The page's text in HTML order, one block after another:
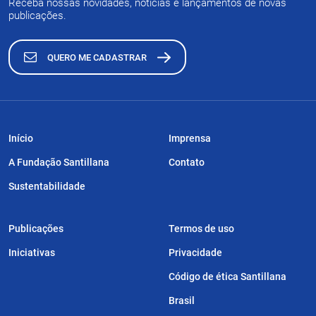
Receba nossas novidades, notícias e lançamentos de novas
publicações.
QUERO ME CADASTRAR
Início
A Fundação Santillana
Sustentabilidade
Publicações
Iniciativas
Imprensa
Contato
Termos de uso
Privacidade
Código de ética Santillana
Brasil